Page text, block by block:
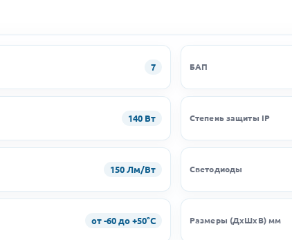
7 БАП
140 Вт Степень защиты IP
150 Лм/Вт Светодиоды
от -60 до +50°C Размеры (ДхШхВ) мм